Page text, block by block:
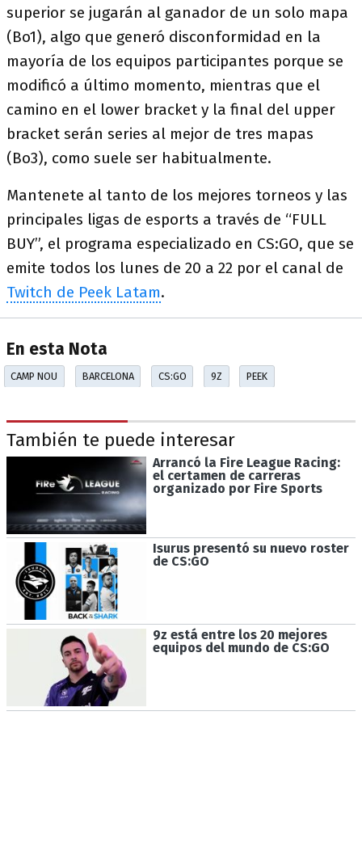
superior se jugarán al ganador de un solo mapa
(Bo1), algo que generó disconformidad en la
mayoría de los equipos participantes porque se
modificó a último momento, mientras que el
camino en el lower bracket y la final del upper
bracket serán series al mejor de tres mapas
(Bo3), como suele ser habitualmente.
Mantenete al tanto de los mejores torneos y las
principales ligas de esports a través de “FULL
BUY”, el programa especializado en CS:GO, que se
emite todos los lunes de 20 a 22 por el canal de
Twitch de Peek Latam.
En esta Nota
CAMP NOU BARCELONA CS:GO 9Z PEEK
También te puede interesar
Arrancó la Fire League Racing:
el certamen de carreras
organizado por Fire Sports
Isurus presentó su nuevo roster
de CS:GO
9z está entre los 20 mejores
equipos del mundo de CS:GO